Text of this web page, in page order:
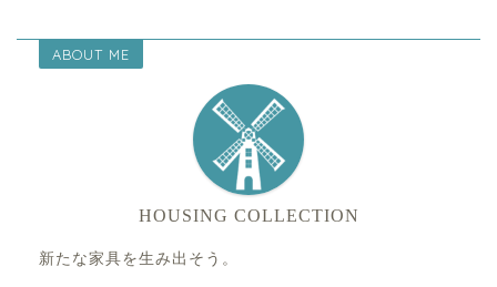
ABOUT ME
HOUSING COLLECTION
新たな家具を生み出そう。